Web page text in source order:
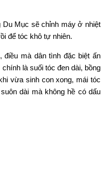
Mục sẽ chỉnh máy ở nhiệt
để tóc khô tự nhiên.
mà dân tình đặc biệt ấn
là suối tóc đen dài, bồng
vừa sinh con xong, mái tóc
dài mà không hề có dấu